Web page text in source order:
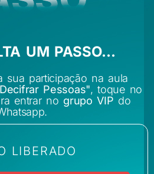
UM PASSO...
sua participação na aula
Pessoas", toque no
entrar no grupo VIP do
LIBERADO